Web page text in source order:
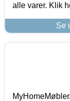
alle varer. Klik
Se